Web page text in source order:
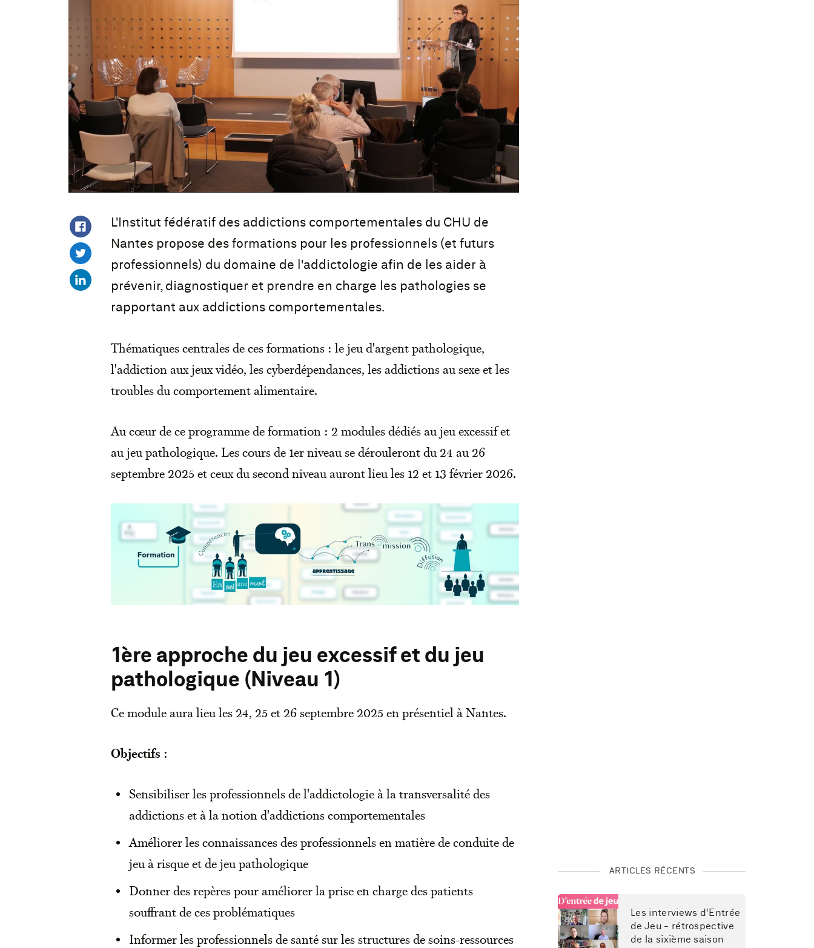
L'Institut fédératif des addictions comportementales du CHU de
Nantes propose des formations pour les professionnels (et futurs
professionnels) du domaine de l'addictologie afin de les aider à
prévenir, diagnostiquer et prendre en charge les pathologies se
rapportant aux addictions comportementales.
Thématiques centrales de ces formations : le jeu d'argent pathologique,
l'addiction aux jeux vidéo, les cyberdépendances, les addictions au sexe et les
troubles du comportement alimentaire.
Au cœur de ce programme de formation : 2 modules dédiés au jeu excessif et
au jeu pathologique. Les cours de 1er niveau se dérouleront du 24 au 26
septembre 2025 et ceux du second niveau auront lieu les 12 et 13 février 2026.
1ère approche du jeu excessif et du jeu
pathologique (Niveau 1)
Ce module aura lieu les 24, 25 et 26 septembre 2025 en présentiel à Nantes.
Objectifs :
Sensibiliser les professionnels de l'addictologie à la transversalité des
addictions et à la notion d'addictions comportementales
Améliorer les connaissances des professionnels en matière de conduite de
jeu à risque et de jeu pathologique
Donner des repères pour améliorer la prise en charge des patients
souffrant de ces problématiques
Informer les professionnels de santé sur les structures de soins-ressources
ARTICLES RÉCENTS
Les interviews d’Entrée
de Jeu - rétrospective
de la sixième saison